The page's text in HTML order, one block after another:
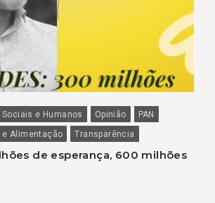
Sociais e Humanos Opinião
PAN
e Alimentação Transparência
de esperança, 600 milhões